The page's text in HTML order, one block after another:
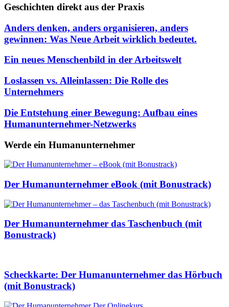
Geschichten direkt aus der Praxis
Anders denken, anders organisieren, anders
gewinnen: Was Neue Arbeit wirklich bedeutet.
Ein neues Menschenbild in der Arbeitswelt
Loslassen vs. Alleinlassen: Die Rolle des
Unternehmers
Die Entstehung einer Bewegung: Aufbau eines
Humanunternehmer-Netzwerks
Werde ein Humanunternehmer
Der Humanunternehmer eBook (mit Bonustrack)
Der Humanunternehmer das Taschenbuch (mit
Bonustrack)
Scheckkarte: Der Humanunternehmer das Hörbuch
(mit Bonustrack)